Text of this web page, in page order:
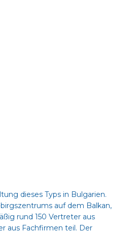
dieses Typs in Bulgarien.
auf dem Balkan,
rund 150 Vertreter aus
aus Fachfirmen teil. Der